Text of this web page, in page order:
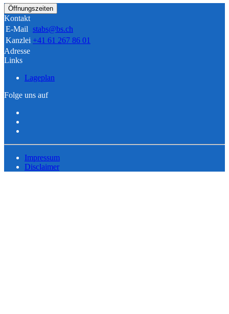
Öffnungszeiten
Kontakt
E-Mail stabs@bs.ch
Kanzlei +41 61 267 86 01
Adresse
Links
Lageplan
Folge uns auf
Impressum
Disclaimer